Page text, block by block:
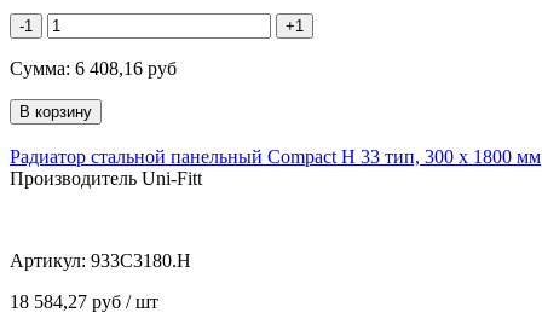
-1 +1
Сумма: 6 408,16 руб
Радиатор стальной панельный Compact H 33 тип, 300 х 1800 мм
Производитель Uni-Fitt
Артикул: 933C3180.H
18 584,27 руб / шт